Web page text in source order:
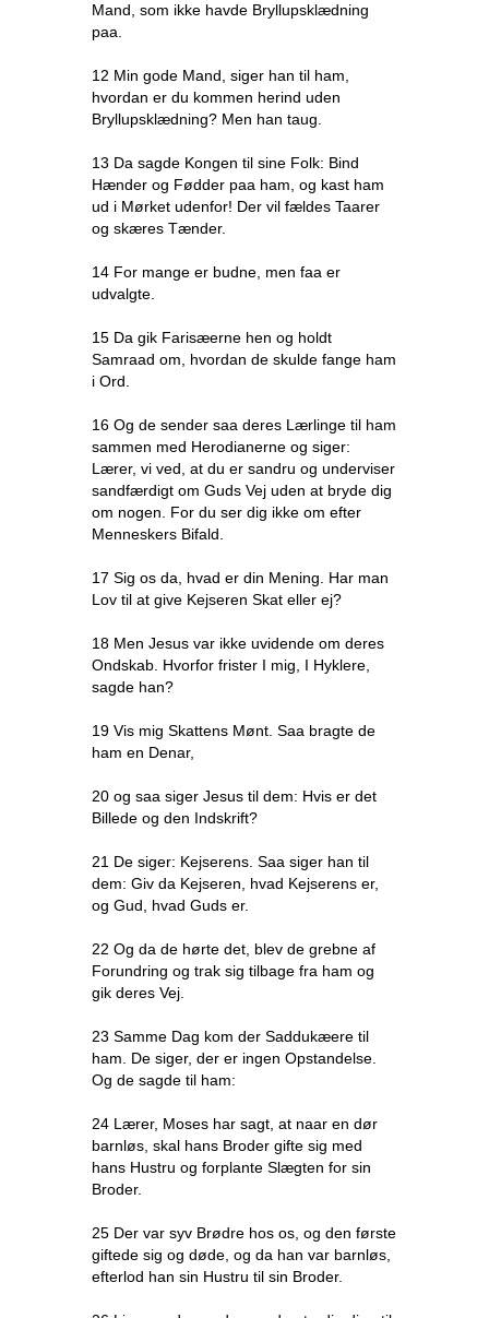
Mand, som ikke havde Bryllupsklædning
paa.
12 Min gode Mand, siger han til ham,
hvordan er du kommen herind uden
Bryllupsklædning? Men han taug.
13 Da sagde Kongen til sine Folk: Bind
Hænder og Fødder paa ham, og kast ham
ud i Mørket udenfor! Der vil fældes Taarer
og skæres Tænder.
14 For mange er budne, men faa er
udvalgte.
15 Da gik Farisæerne hen og holdt
Samraad om, hvordan de skulde fange ham
i Ord.
16 Og de sender saa deres Lærlinge til ham
sammen med Herodianerne og siger:
Lærer, vi ved, at du er sandru og underviser
sandfærdigt om Guds Vej uden at bryde dig
om nogen. For du ser dig ikke om efter
Menneskers Bifald.
17 Sig os da, hvad er din Mening. Har man
Lov til at give Kejseren Skat eller ej?
18 Men Jesus var ikke uvidende om deres
Ondskab. Hvorfor frister I mig, I Hyklere,
sagde han?
19 Vis mig Skattens Mønt. Saa bragte de
ham en Denar,
20 og saa siger Jesus til dem: Hvis er det
Billede og den Indskrift?
21 De siger: Kejserens. Saa siger han til
dem: Giv da Kejseren, hvad Kejserens er,
og Gud, hvad Guds er.
22 Og da de hørte det, blev de grebne af
Forundring og trak sig tilbage fra ham og
gik deres Vej.
23 Samme Dag kom der Saddukæere til
ham. De siger, der er ingen Opstandelse.
Og de sagde til ham:
24 Lærer, Moses har sagt, at naar en dør
barnløs, skal hans Broder gifte sig med
hans Hustru og forplante Slægten for sin
Broder.
25 Der var syv Brødre hos os, og den første
giftede sig og døde, og da han var barnløs,
efterlod han sin Hustru til sin Broder.